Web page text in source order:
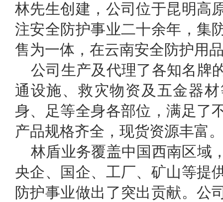
林先生创建，公司位于昆明高
注安全防护事业二十余年，集
售为一体，在云南安全防护用
公司生产及代理了各知名牌
通设施、救灾物资及五金器
身、足等全身各部位，满足了
产品规格齐全，现货资源丰富
林盾业务覆盖中国西南区域
央企、国企、工厂、矿山等提
防护事业做出了突出贡献。公